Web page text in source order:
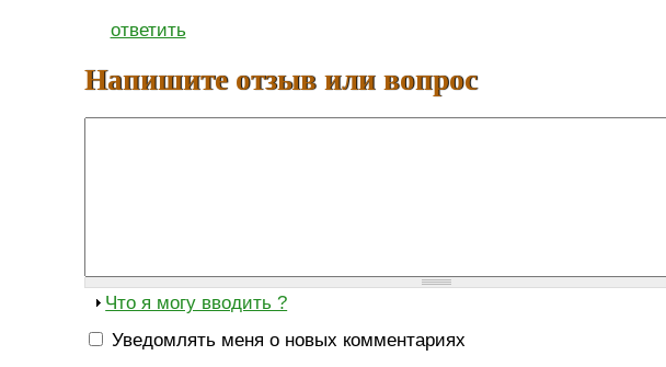
ответить
Напишите отзыв или вопрос
Что я могу вводить ?
Уведомлять меня о новых комментариях